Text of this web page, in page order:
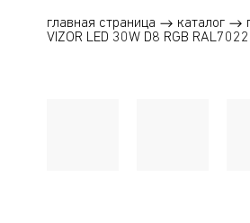
главная страница каталог
VIZOR LED 30W D8 RGB RAL7022